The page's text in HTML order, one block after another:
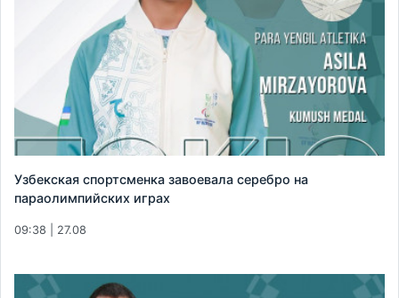
Узбекская спортсменка завоевала серебро на
параолимпийских играх
09:38 | 27.08